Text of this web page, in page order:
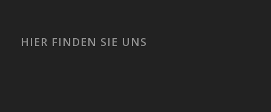
HIER FINDEN SIE UNS